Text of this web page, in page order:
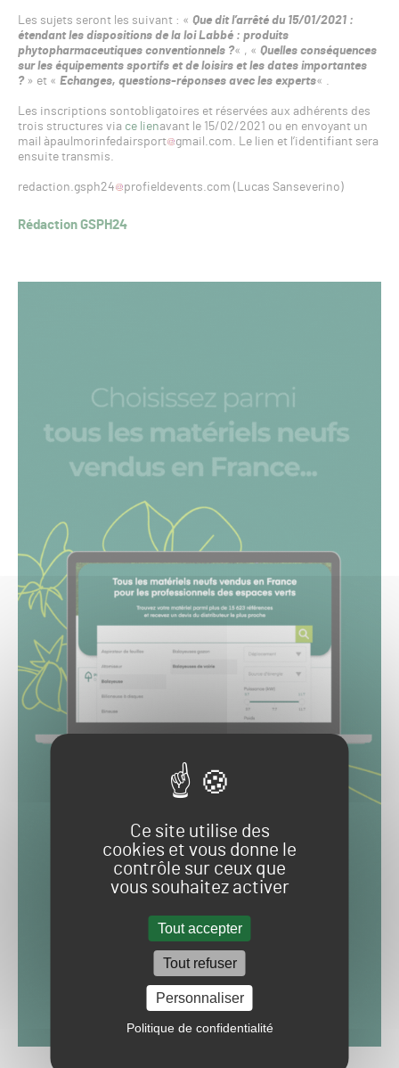
Ce site utilise des
cookies et vous donne le
contrôle sur ceux que
vous souhaitez activer
Tout accepter
Tout refuser
Personnaliser
Politique de confidentialité
Les sujets seront les suivant : « Que dit l’arrêté du 15/01/2021 :
étendant les dispositions de la loi Labbé : produits
phytopharmaceutiques conventionnels ?« , « Quelles conséquences
sur les équipements sportifs et de loisirs et les dates importantes
?» et « Echanges, questions-réponses avec les experts« .
Les inscriptions sontobligatoires et réservées aux adhérents des
trois structures via ce lienavant le 15/02/2021 ou en envoyant un
mail àpaulmorinfedairsport
gmail.com. Le lien et l’identifiant sera
ensuite transmis.
redaction.gsph24 profieldevents.com (Lucas Sanseverino)
Rédaction GSPH24